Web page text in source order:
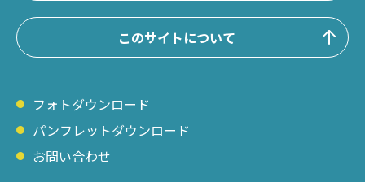
このサイトについて
フォトダウンロード
パンフレットダウンロード
お問い合わせ